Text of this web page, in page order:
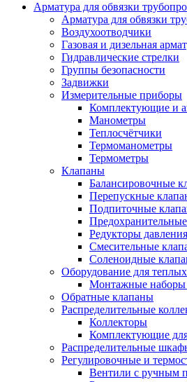
Арматура для обвязки
Арматура для обвязки
Воздухоотводчики
Газовая и дизельная
Гидравлические стрелки
Группы безопасности
Задвижки
Измерительные приборы
Комплектующие и
Манометры
Теплосчётчики
Термоманометры
Термометры
Клапаны
Балансировочные
Перепускные
Подпиточные
Редукторы давления
Смесительные
Соленоидные
Оборудование для
Монтажные наборы
Обратные клапаны
Распределительные
Коллекторы
Комплектующие
Распределительные
Регулировочные и
Вентили с ручным